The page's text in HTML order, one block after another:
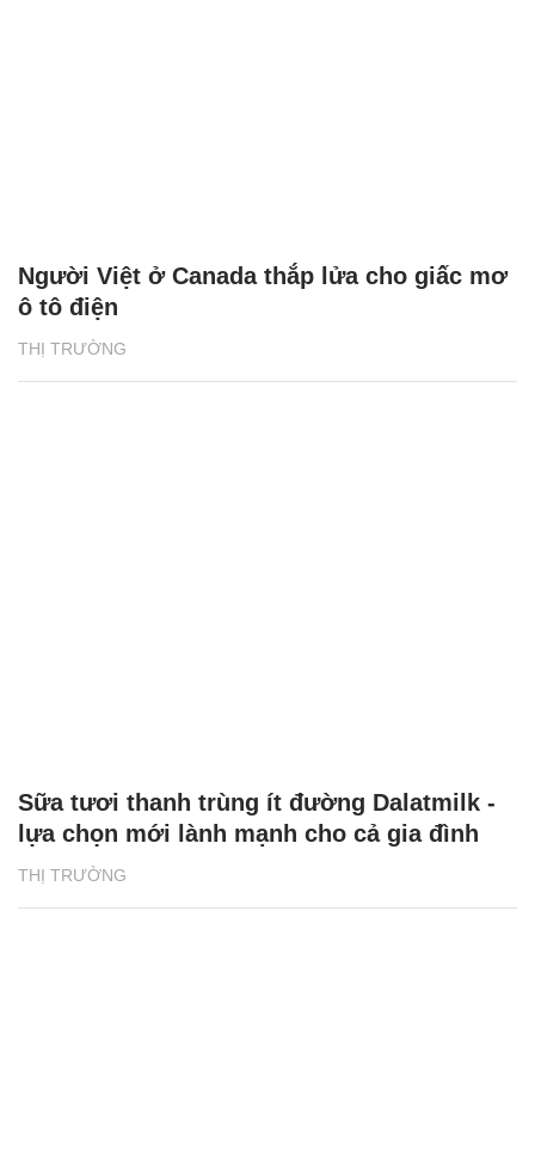
THỊ TRƯỜNG
Người Việt ở Canada thắp lửa cho giấc mơ
ô tô điện
THỊ TRƯỜNG
Sữa tươi thanh trùng ít đường Dalatmilk -
lựa chọn mới lành mạnh cho cả gia đình